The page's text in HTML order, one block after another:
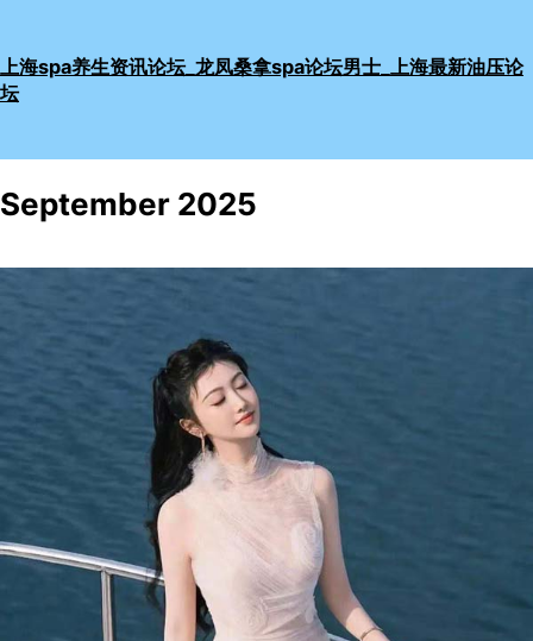
content
上海spa养生资讯论坛_龙凤桑拿spa论坛男士_上海最新油压论
坛
September 2025